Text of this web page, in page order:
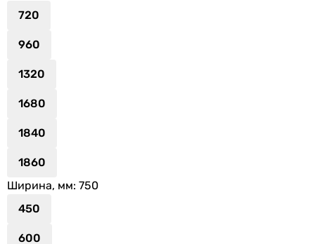
720
960
1320
1680
1840
1860
Ширина, мм: 750
450
600